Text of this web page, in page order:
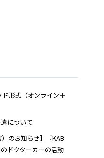
形式（オンライン＋
について
）のお知らせ】『KAB
ドクターカーの活動